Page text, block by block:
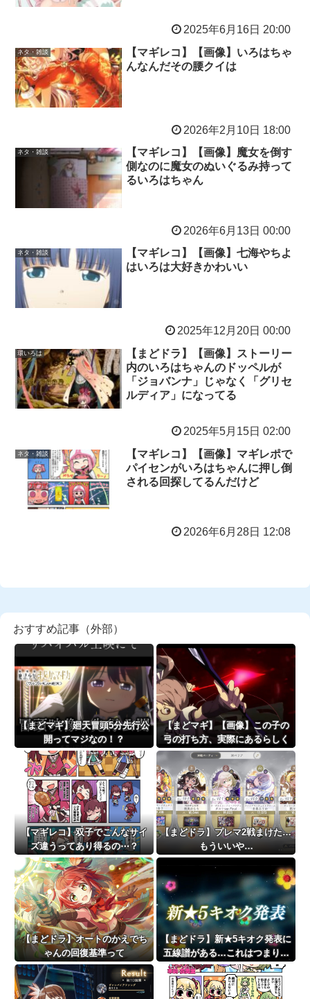
2025年6月16日 20:00
ネタ・雑談
【マギレコ】【画像】いろはちゃ
んなんだその腰クイは
2026年2月10日 18:00
ネタ・雑談
【マギレコ】【画像】魔女を倒す
側なのに魔女のぬいぐるみ持って
るいろはちゃん
2026年6月13日 00:00
ネタ・雑談
【マギレコ】【画像】七海やちよ
はいろは大好きかわいい
2025年12月20日 00:00
環いろは
【まどドラ】【画像】ストーリー
内のいろはちゃんのドッペルが
「ジョバンナ」じゃなく「グリセ
ルディア」になってる
2025年5月15日 02:00
ネタ・雑談
【マギレコ】【画像】マギレポで
パイセンがいろはちゃんに押し倒
される回探してるんだけど
2026年6月28日 12:08
おすすめ記事（外部）
【まどマギ】廻天冒頭5分先行公
開ってマジなの！？
【まどマギ】【画像】この子の
弓の打ち方、実際にあるらしく
て胸熱
【マギレコ】双子でこんなサイ
ズ違うってあり得るの⋯？
【まどドラ】プレマ2戦まけた…
もういいや…
【まどドラ】オートのかえでち
ゃんの回復基準って
【まどドラ】新★5キオク発表に
五線譜がある…これはつまり…